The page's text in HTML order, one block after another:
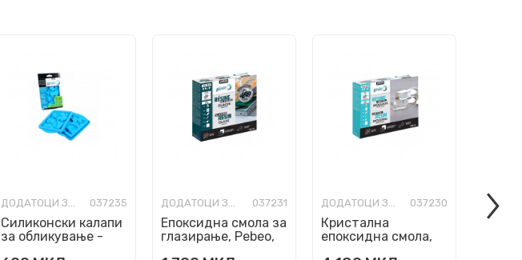
ДОДАТОЦИ ЗА ИЗРАБОТКА 037235
Силиконски калапи
за обликување -
ДОДАТОЦИ ЗА ИЗРАБОТКА 037231
Епоксидна смола за
глазирање, Pebeo,
ДОДАТОЦИ ЗА ИЗРАБОТКА 037230
Кристална
епоксидна смола,